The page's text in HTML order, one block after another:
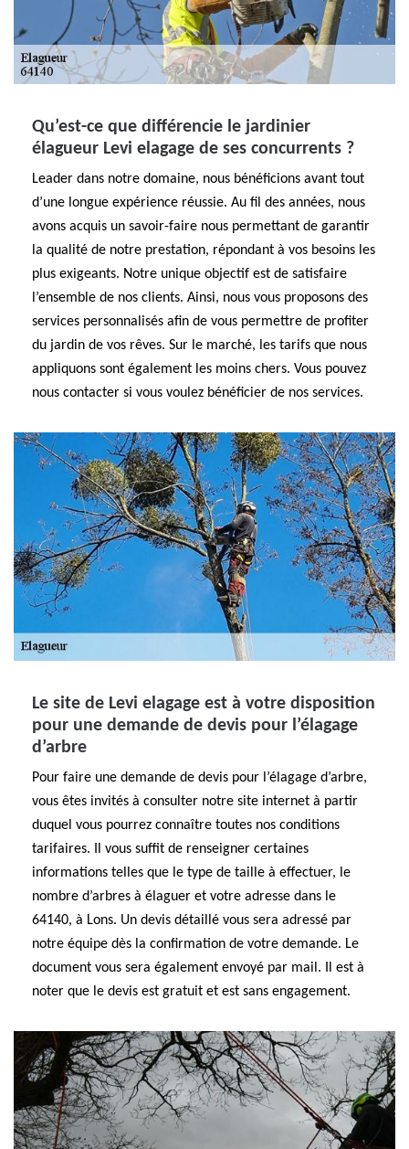
Qu’est-ce que différencie le jardinier
élagueur Levi elagage de ses concurrents ?
Leader dans notre domaine, nous bénéficions avant tout
d’une longue expérience réussie. Au fil des années, nous
avons acquis un savoir-faire nous permettant de garantir
la qualité de notre prestation, répondant à vos besoins les
plus exigeants. Notre unique objectif est de satisfaire
l’ensemble de nos clients. Ainsi, nous vous proposons des
services personnalisés afin de vous permettre de profiter
du jardin de vos rêves. Sur le marché, les tarifs que nous
appliquons sont également les moins chers. Vous pouvez
nous contacter si vous voulez bénéficier de nos services.
Le site de Levi elagage est à votre disposition
pour une demande de devis pour l’élagage
d’arbre
Pour faire une demande de devis pour l’élagage d’arbre,
vous êtes invités à consulter notre site internet à partir
duquel vous pourrez connaître toutes nos conditions
tarifaires. Il vous suffit de renseigner certaines
informations telles que le type de taille à effectuer, le
nombre d’arbres à élaguer et votre adresse dans le
64140, à Lons. Un devis détaillé vous sera adressé par
notre équipe dès la confirmation de votre demande. Le
document vous sera également envoyé par mail. Il est à
noter que le devis est gratuit et est sans engagement.